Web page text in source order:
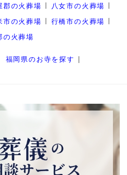
郡の火葬場
八女市の火葬場
市の火葬場
行橋市の火葬場
の火葬場
福岡県のお寺を探す